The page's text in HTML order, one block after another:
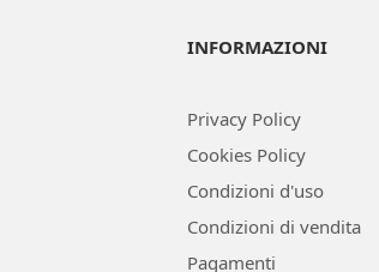
INFORMAZIONI
Privacy Policy
Cookies Policy
Condizioni d'uso
Condizioni di vendita
Pagamenti